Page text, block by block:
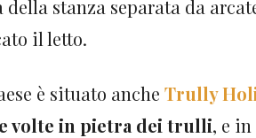
della stanza separata da
il letto.
è situato anche Trully
volte in pietra dei trulli, e